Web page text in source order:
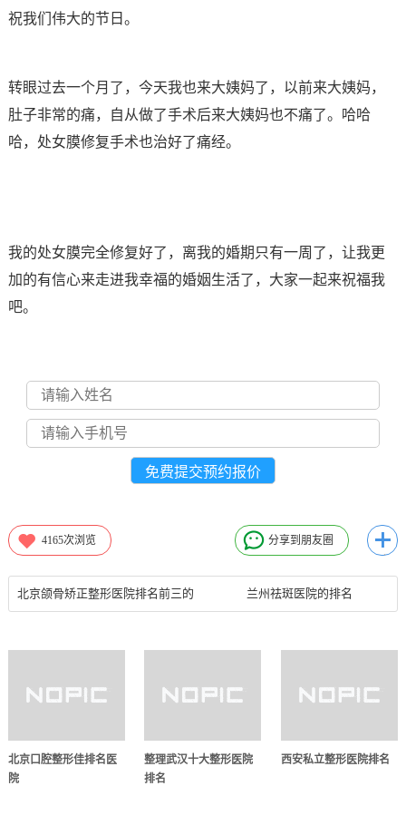
祝我们伟大的节日。
转眼过去一个月了，今天我也来大姨妈了，以前来大姨妈，
肚子非常的痛，自从做了手术后来大姨妈也不痛了。哈哈
哈，处女膜修复手术也治好了痛经。
我的处女膜完全修复好了，离我的婚期只有一周了，让我更
加的有信心来走进我幸福的婚姻生活了，大家一起来祝福我
吧。
4165次浏览 分享到朋友圈
北京颌骨矫正整形医院排名前三的 兰州祛斑医院的排名
北京口腔整形佳排名医
院
整理武汉十大整形医院
排名
西安私立整形医院排名